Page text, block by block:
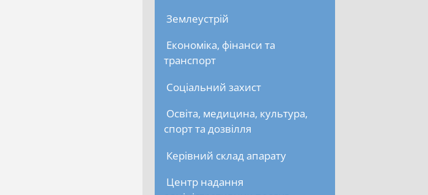
Землеустрій
Економіка, фінанси та
транспорт
Соціальний захист
Освіта, медицина, культура,
спорт та дозвілля
Керівний склад апарату
Центр надання